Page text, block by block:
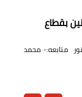
بقطاع
متابعه:- محمد